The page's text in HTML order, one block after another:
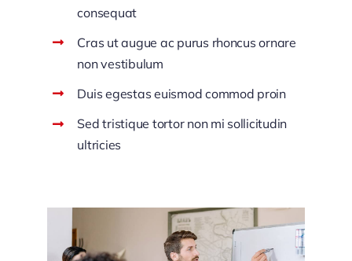
consequat
Cras ut augue ac purus rhoncus ornare
non vestibulum
Duis egestas euismod commod proin
Sed tristique tortor non mi sollicitudin
ultricies